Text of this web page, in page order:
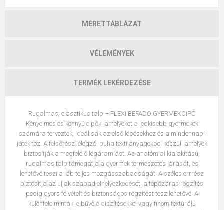
MÉRETTÁBLÁZAT
VÉLEMÉNYEK
TERMÉK LEKÉRDEZÉSE
Rugalmas, elasztikus talp – FLEXI BEFADO GYERMEKCIPŐ
Kényelmes és könnyű cipők, amelyeket a legkisebb gyermekek
számára terveztek, ideálisak az első lépésekhez és a mindennapi
játékhoz. A felsőrész lélegző, puha textilanyagokból készül, amelyek
biztosítják a megfelelő légáramlást. Az anatómiai kialakítású,
rugalmas talp támogatja a gyermek természetes járását, és
lehetővé teszi a láb teljes mozgásszabadságát. A széles orrrész
biztosítja az ujjak szabad elhelyezkedését, a tépőzáras rögzítés
pedig gyors felvételt és biztonságos rögzítést tesz lehetővé. A
különféle minták, elbűvölő díszítésekkel vagy finom textúrájú